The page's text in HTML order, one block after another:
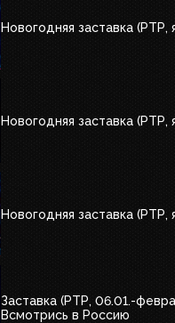
Новогодняя заставка (РТР,
Новогодняя заставка (РТР,
Новогодняя заставка (РТР,
Заставка (РТР, 06.01.-
Всмотрись в Россию